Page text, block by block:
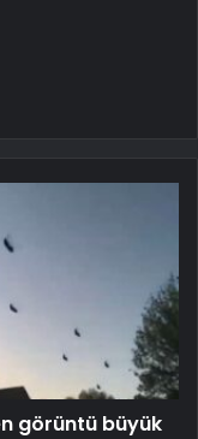
görüntü büyük